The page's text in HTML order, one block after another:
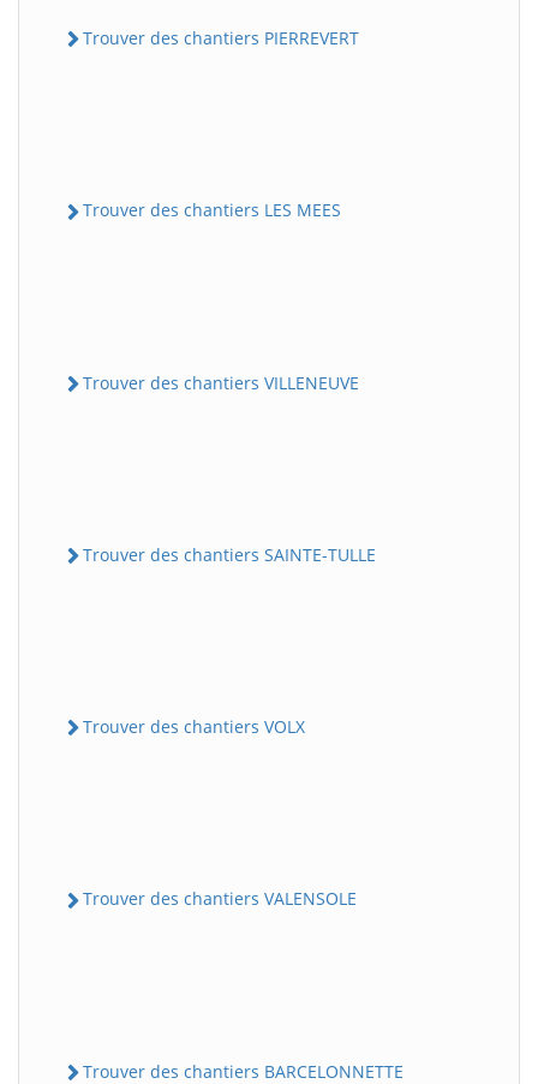
Trouver des chantiers PIERREVERT
Trouver des chantiers LES MEES
Trouver des chantiers VILLENEUVE
Trouver des chantiers SAINTE-TULLE
Trouver des chantiers VOLX
Trouver des chantiers VALENSOLE
Trouver des chantiers BARCELONNETTE